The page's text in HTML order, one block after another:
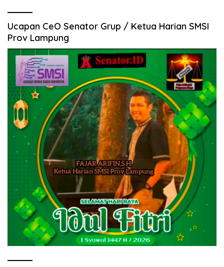
Ucapan CeO Senator Grup / Ketua Harian SMSI
Prov Lampung